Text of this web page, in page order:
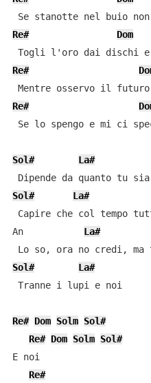
Re# Dom
Re#
Re#
Se lo spengo e mi ci
Sol# La#
Sol#
La#
Capire che col tempo
An La#
Sol#
La#
Tranne i lupi e noi
Re# Dom Solm Sol#
Re# Dom Solm Sol#
E noi
Re#